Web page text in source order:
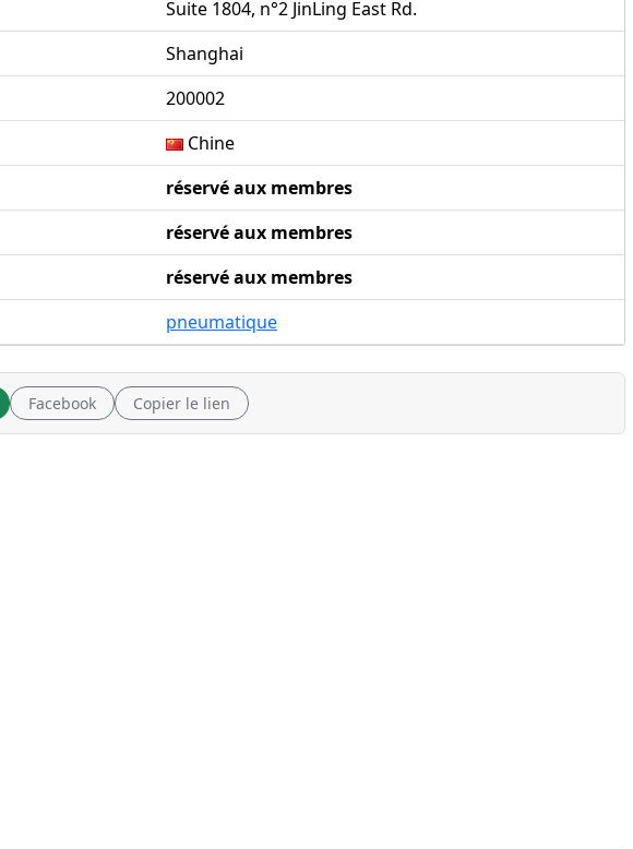
Suite 1804, n°2 JinLing East Rd.
Shanghai
200002
Chine
réservé aux membres
réservé aux membres
réservé aux membres
pneumatique
Facebook Copier le lien